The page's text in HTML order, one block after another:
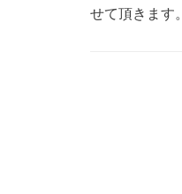
せて頂きます